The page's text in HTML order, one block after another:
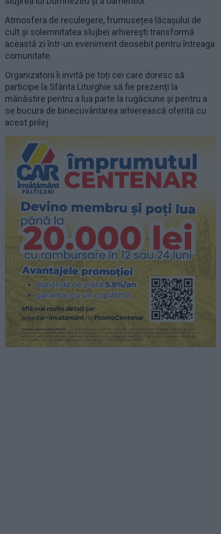
Atmosfera de reculegere, frumusețea lăcașului de
cult și solemnitatea slujbei arhierești transformă
această zi într-un eveniment deosebit pentru întreaga
comunitate.
Organizatorii îi invită pe toți cei care doresc să
participe la Sfânta Liturghie să fie prezenți la
mănăstire pentru a lua parte la rugăciune și pentru a
se bucura de binecuvântarea arhierească oferită cu
acest prilej.